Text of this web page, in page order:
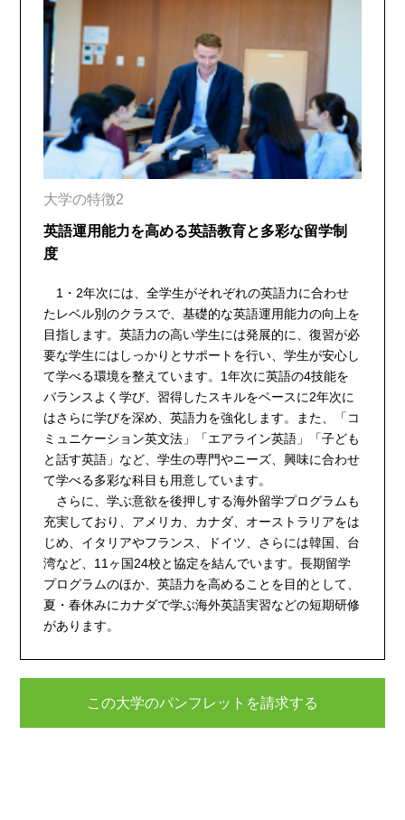
大学の特徴2
英語運用能力を高める英語教育と多彩な留学制
度
1・2年次には、全学生がそれぞれの英語力に合わせ
たレベル別のクラスで、基礎的な英語運用能力の向上を
目指します。英語力の高い学生には発展的に、復習が必
要な学生にはしっかりとサポートを行い、学生が安心し
て学べる環境を整えています。1年次に英語の4技能を
バランスよく学び、習得したスキルをベースに2年次に
はさらに学びを深め、英語力を強化します。また、「コ
ミュニケーション英文法」「エアライン英語」「子ども
と話す英語」など、学生の専門やニーズ、興味に合わせ
て学べる多彩な科目も用意しています。
さらに、学ぶ意欲を後押しする海外留学プログラムも
充実しており、アメリカ、カナダ、オーストラリアをは
じめ、イタリアやフランス、ドイツ、さらには韓国、台
湾など、11ヶ国24校と協定を結んでいます。長期留学
プログラムのほか、英語力を高めることを目的として、
夏・春休みにカナダで学ぶ海外英語実習などの短期研修
があります。
この大学のパンフレットを請求する